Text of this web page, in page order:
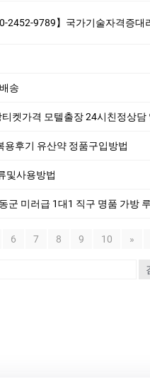
✅본 업체는 1:1채팅으로만 상담해드립니다 오픈채팅$텔레채널/
송
켓가격 모텔출장 24시친정상담
후기 유산약 정품구입방법
및사용방법
직구 명품 가방 루이비통여자지갑 명품
6 7 8 9 10 »